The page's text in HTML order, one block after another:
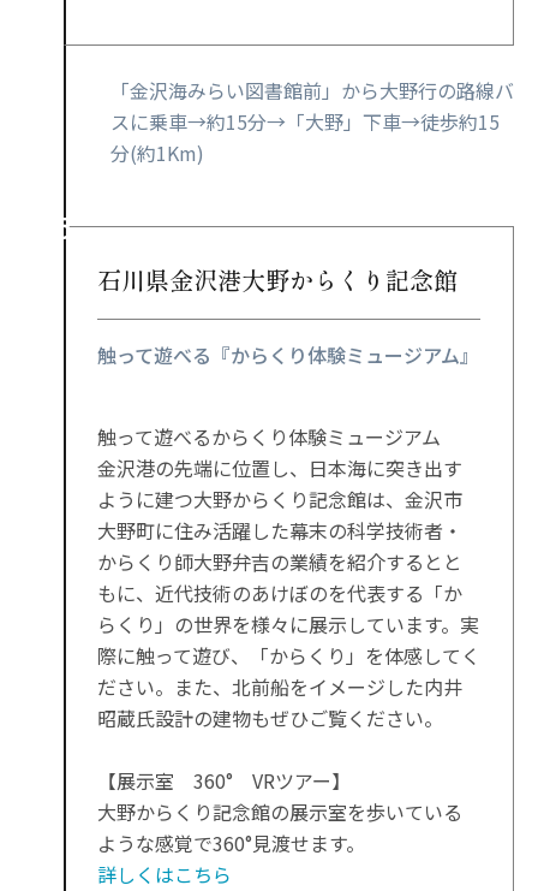
「金沢海みらい図書館前」から大野行の路線バ
スに乗車→約15分→「大野」下車→徒歩約15
分(約1Km)
石川県金沢港大野からくり記念館
触って遊べる『からくり体験ミュージアム』
触って遊べるからくり体験ミュージアム
金沢港の先端に位置し、日本海に突き出す
ように建つ大野からくり記念館は、金沢市
大野町に住み活躍した幕末の科学技術者・
からくり師大野弁吉の業績を紹介するとと
もに、近代技術のあけぼのを代表する「か
らくり」の世界を様々に展示しています。実
際に触って遊び、「からくり」を体感してく
ださい。また、北前船をイメージした内井
昭蔵氏設計の建物もぜひご覧ください。
【展示室 360° VRツアー】
大野からくり記念館の展示室を歩いている
ような感覚で360°見渡せます。
詳しくはこちら